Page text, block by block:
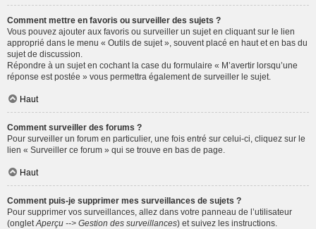
Comment mettre en favoris ou surveiller des sujets ?
Vous pouvez ajouter aux favoris ou surveiller un sujet en cliquant sur le lien
approprié dans le menu « Outils de sujet », souvent placé en haut et en bas du
sujet de discussion.
Répondre à un sujet en cochant la case du formulaire « M’avertir lorsqu’une
réponse est postée » vous permettra également de surveiller le sujet.
Haut
Comment surveiller des forums ?
Pour surveiller un forum en particulier, une fois entré sur celui-ci, cliquez sur le
lien « Surveiller ce forum » qui se trouve en bas de page.
Haut
Comment puis-je supprimer mes surveillances de sujets ?
Pour supprimer vos surveillances, allez dans votre panneau de l’utilisateur
(onglet Aperçu --> Gestion des surveillances) et suivez les instructions.